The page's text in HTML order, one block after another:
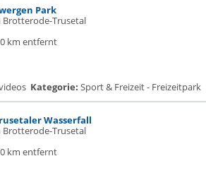
Park
Brotterode-Trusetal
km entfernt
Kategorie: Sport & Freizeit - Freizeitpark
Wasserfall
Brotterode-Trusetal
km entfernt